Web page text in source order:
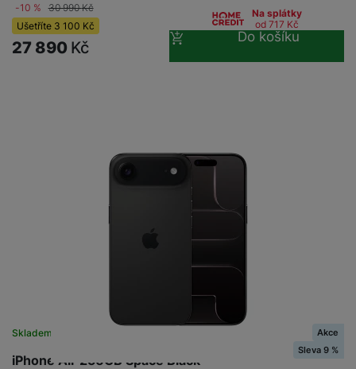
-10 % 30 990Kč
Ušetříte 3 100 Kč
27 890 Kč
Na splátky
od 717 Kč
Do košíku
iPhone Air 256GB Space Black
Skladem na prodejně
Akce
Sleva 9 %